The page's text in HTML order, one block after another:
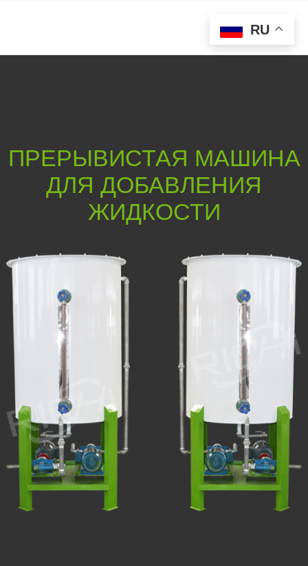
ПРЕРЫВИСТАЯ МАШИНА
ДЛЯ ДОБАВЛЕНИЯ
ЖИДКОСТИ
RU